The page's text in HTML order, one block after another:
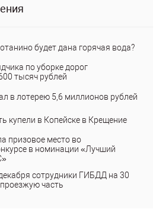
будет дана горячая вода?
по уборке дорог
тысяч рублей
в лотерею 5,6 миллионов рублей
купели в Копейске в Крещение
призовое место во
в номинации «Лучший
сотрудники ГИБДД на 30
часть